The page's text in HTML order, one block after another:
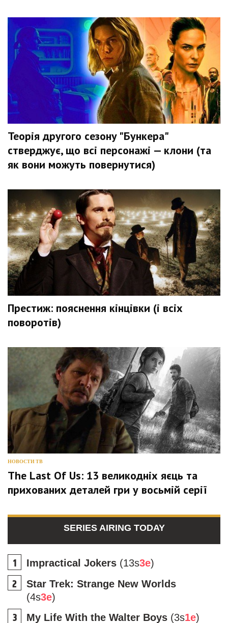
Теорія другого сезону "Бункера"
стверджує, що всі персонажі — клони (та
як вони можуть повернутися)
Престиж: пояснення кінцівки (і всіх
поворотів)
НОВОСТИ ТВ
The Last Of Us: 13 великодніх яєць та
прихованих деталей гри у восьмій серії
SERIES AIRING TODAY
Impractical Jokers (13s3e)
Star Trek: Strange New Worlds
(4s3e)
My Life With the Walter Boys (3s1e)